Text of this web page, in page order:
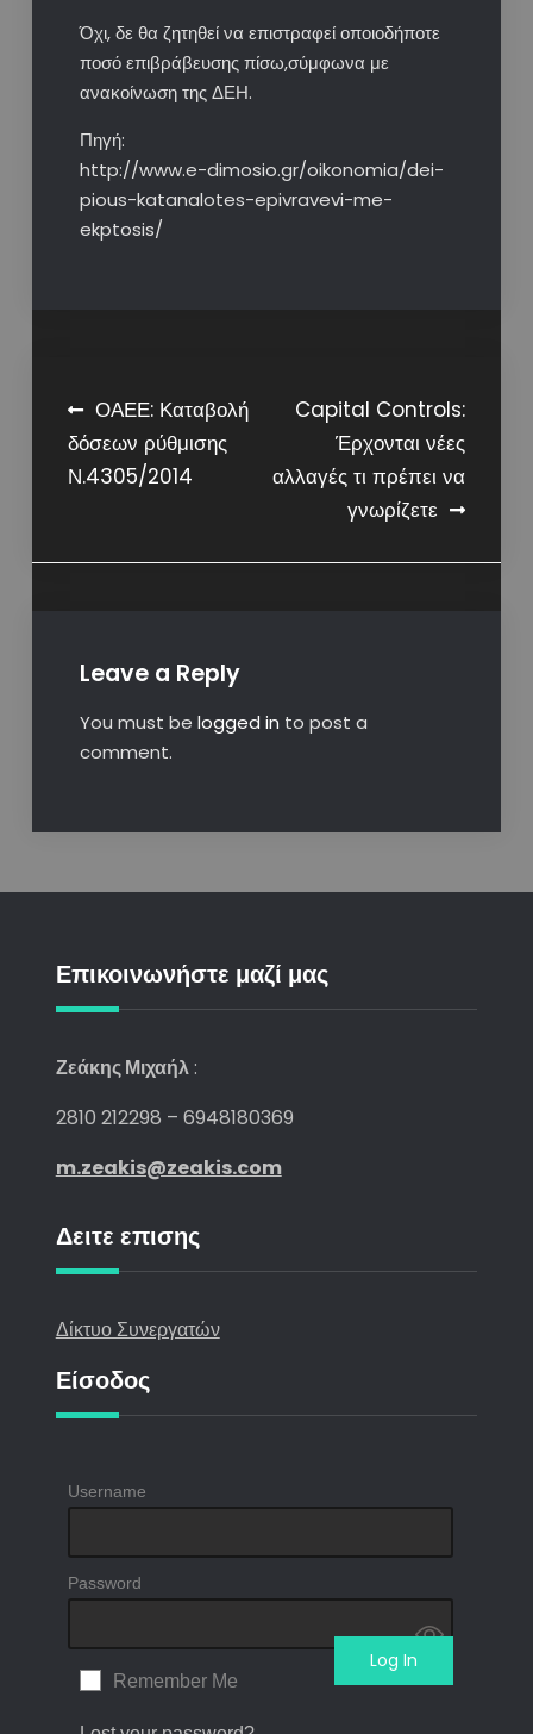
Όχι, δε θα ζητηθεί να επιστραφεί οποιοδήποτε
ποσό επιβράβευσης πίσω,σύμφωνα με
ανακοίνωση της ΔΕΗ.
Πηγή:
http://www.e-dimosio.gr/oikonomia/dei-
pious-katanalotes-epivravevi-me-
ekptosis/
Post
navigation
ΟΑΕΕ: Καταβολή
δόσεων ρύθμισης
Ν.4305/2014
Capital Controls:
Έρχονται νέες
αλλαγές τι πρέπει να
γνωρίζετε
Leave a Reply
You must be logged in to post a
comment.
Επικοινωνήστε μαζί μας
Ζεάκης Μιχαήλ:
2810 212298 – 6948180369
m.zeakis@zeakis.com
Δειτε επισης
Δίκτυο Συνεργατών
Είσοδος
Username
Password
Remember Me